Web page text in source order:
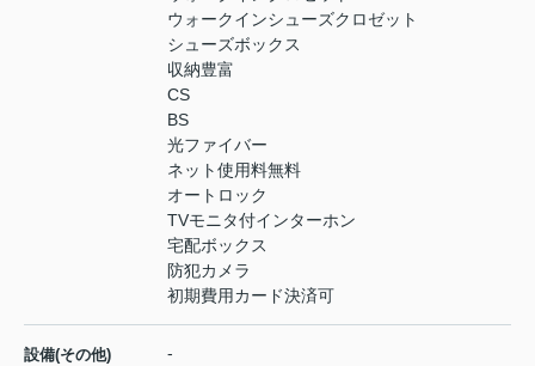
ウォークインシューズクロゼット
シューズボックス
収納豊富
CS
BS
光ファイバー
ネット使用料無料
オートロック
TVモニタ付インターホン
宅配ボックス
防犯カメラ
初期費用カード決済可
設備(その他) -